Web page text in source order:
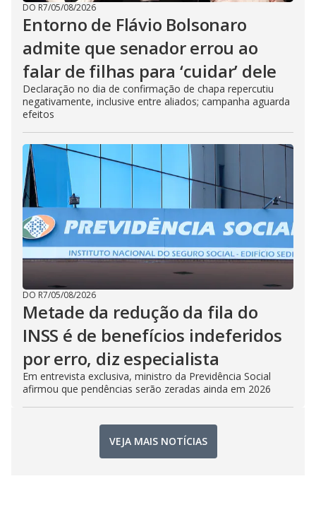
DO R7/05/08/2026
Entorno de Flávio Bolsonaro
admite que senador errou ao
falar de filhas para ‘cuidar’ dele
Declaração no dia de confirmação de chapa repercutiu
negativamente, inclusive entre aliados; campanha aguarda
efeitos
DO R7/05/08/2026
Metade da redução da fila do
INSS é de benefícios indeferidos
por erro, diz especialista
Em entrevista exclusiva, ministro da Previdência Social
afirmou que pendências serão zeradas ainda em 2026
VEJA MAIS NOTÍCIAS